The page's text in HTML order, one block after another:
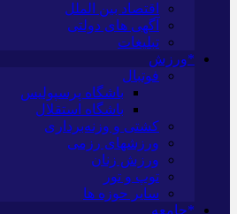
اقتصاد بین الملل
آگهی های دولتی
تبلیغات
*ورزش
فوتبال
باشگاه پرسپولیس
باشگاه استقلال
کشتی و وزنه‌برداری
ورزشهای رزمی
ورزش زنان
توپ و تور
سایر حوزه ها
*جامعه